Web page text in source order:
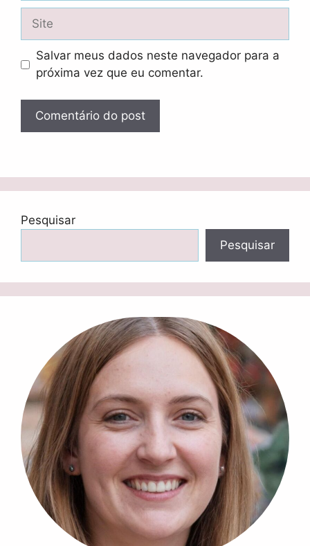
Site
Salvar meus dados neste navegador para a
próxima vez que eu comentar.
Pesquisar
Pesquisar